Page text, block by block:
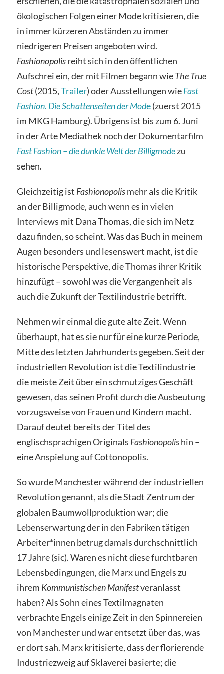
ökologischen Folgen einer Mode kritisieren, die
in immer kürzeren Abständen zu immer
niedrigeren Preisen angeboten wird.
Fashionopolisreiht sich in den öffentlichen
Aufschrei ein, der mit Filmen begann wieThe True
Cost(2015,Trailer) oder Ausstellungen wieFast
Fashion. Die Schattenseiten der Mode(zuerst 2015
im MKG Hamburg). Übrigens ist bis zum 6. Juni
in der Arte Mediathek noch der Dokumentarfilm
Fast Fashion – die dunkle Welt der Billigmodezu
sehen.
Gleichzeitig ist Fashionopolismehr als die Kritik
an der Billigmode, auch wenn es in vielen
Interviews mit Dana Thomas, die sich im Netz
dazu finden, so scheint. Was das Buch in meinem
Augen besonders und lesenswert macht, ist die
historische Perspektive, die Thomas ihrer Kritik
hinzufügt – sowohl was die Vergangenheit als
auch die Zukunft der Textilindustrie betrifft.
Nehmen wir einmal die gute alte Zeit. Wenn
überhaupt, hat es sie nur für eine kurze Periode,
Mitte des letzten Jahrhunderts gegeben. Seit der
industriellen Revolution ist die Textilindustrie
die meiste Zeit über ein schmutziges Geschäft
gewesen, das seinen Profit durch die Ausbeutung
vorzugsweise von Frauen und Kindern macht.
Darauf deutet bereits der Titel des
englischsprachigen Originals Fashionopolishin –
eine Anspielung auf Cottonopolis.
So wurde Manchester während der industriellen
Revolution genannt, als die Stadt Zentrum der
globalen Baumwollproduktion war; die
Lebenserwartung der in den Fabriken tätigen
Arbeiter*innen betrug damals durchschnittlich
17 Jahre (sic). Waren es nicht diese furchtbaren
Lebensbedingungen, die Marx und Engels zu
ihrem Kommunistischen Manifestveranlasst
haben? Als Sohn eines Textilmagnaten
verbrachte Engels einige Zeit in den Spinnereien
von Manchester und war entsetzt über das, was
er dort sah. Marx kritisierte, dass der florierende
Industriezweig auf Sklaverei basierte; die